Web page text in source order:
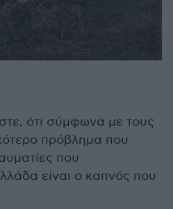
ότι σύμφωνα με τους
πρόβλημα που
που
είναι ο καπνός που